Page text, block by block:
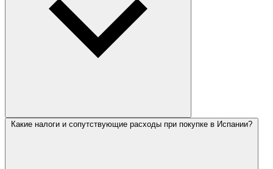
Какие налоги и сопутствующие расходы при покупке в Испании?